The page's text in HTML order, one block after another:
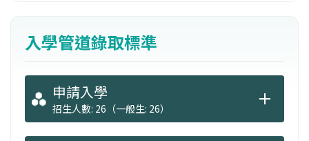
DATA分析等。系所圖書儀器新穎充實，課程規
劃涵蓋目前國內外資訊領域重要研究方向與就
業趨勢，基礎及專業均衡發展。
入學管道錄取標準
申請入學
招生人數: 26（一般生: 26）